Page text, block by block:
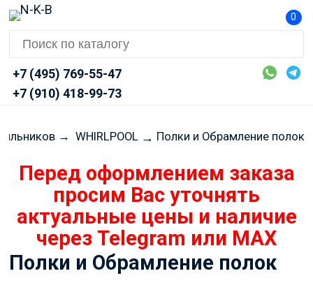
0
+7 (495) 769-55-47
+7 (910) 418-99-73
→ WHIRLPOOL → Полки и Обрамление полок
Перед оформлением заказа
просим Вас уточнять
актуальные цены и наличие
через Telegram или MAX
Полки и Обрамление полок